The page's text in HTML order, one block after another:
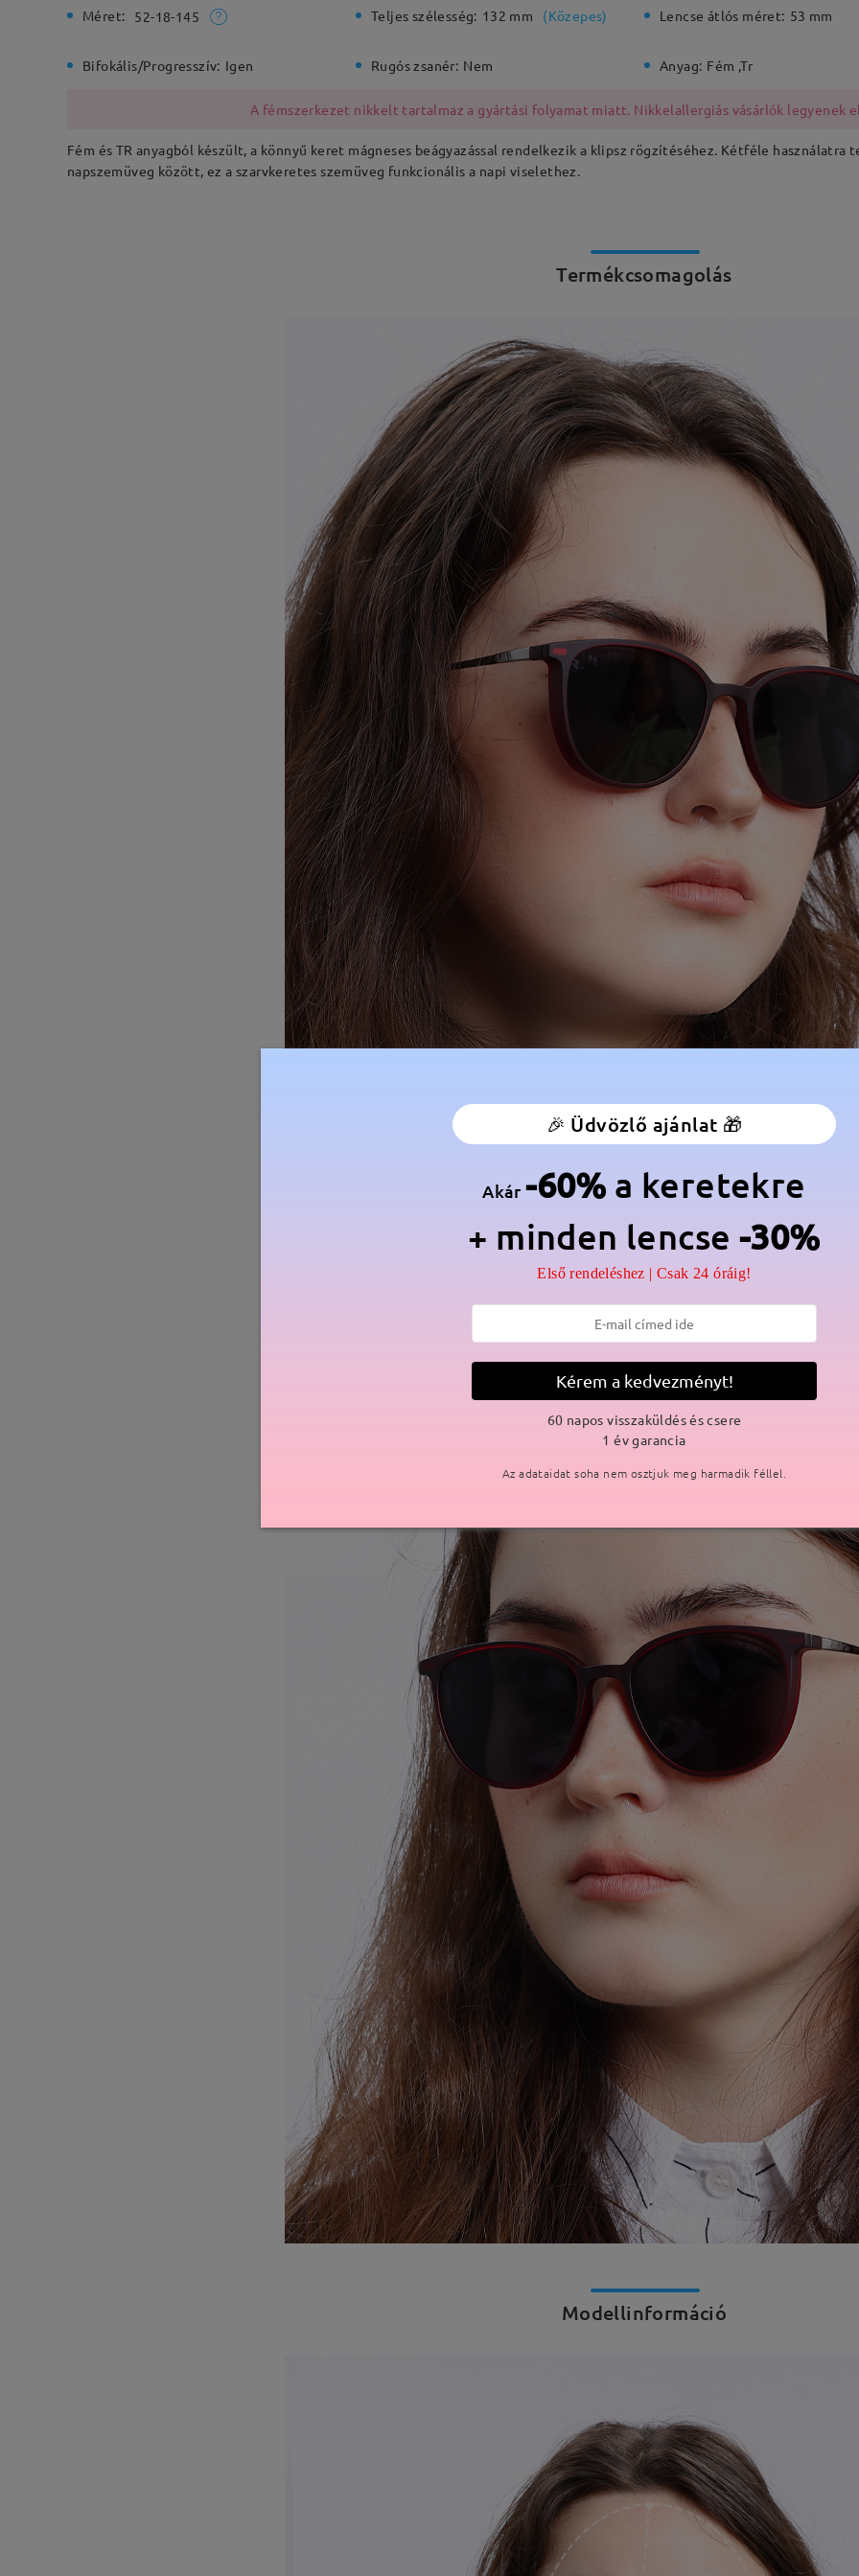
Méret: 52-18-145 Teljes szélesség: 132 mm (Közepes) Lencse átlós méret: 53 mm
Bifokális/Progresszív: Igen Rugós zsanér: Nem Anyag: Fém ,Tr
A fémszerkezet nikkelt tartalmaz a gyártási folyamat miatt. Nikkelallergiás vásárlók legyenek
Fém és TR anyagból készült, a könnyű keret mágneses beágyazással rendelkezik a klipsz rögzítéséhez. Kétféle
napszemüveg között, ez a szarvkeretes szemüveg funkcionális a napi viselethez.
Termékcsomagolás
Modellinformáció
🎉 Üdvözlő ajánlat 🎁
Akár-60% a keretekre
+ minden lencse -30%
Első rendeléshez | Csak 24 óráig!
Kérem a kedvezményt!
60 napos visszaküldés és csere
1 év garancia
Az adataidat soha nem osztjuk meg harmadik féllel.